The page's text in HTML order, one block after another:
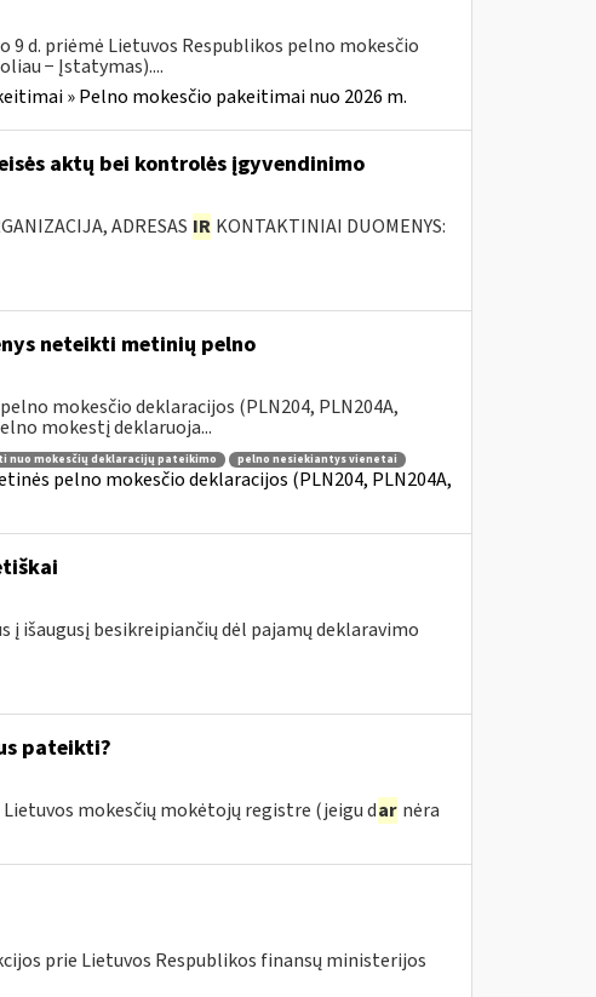
9 d. priėmė Lietuvos Respublikos pelno mokesčio
− Įstatymas)....
» Pelno mokesčio pakeitimai nuo 2026 m.
aktų bei kontrolės įgyvendinimo
ADRESAS IR KONTAKTINIAI DUOMENYS:
neteikti metinių pelno
mokesčio deklaracijos (PLN204, PLN204A,
mokestį deklaruoja...
nuo mokesčių deklaracijų pateikimo pelno nesiekiantys vienetai
pelno mokesčio deklaracijos (PLN204, PLN204A,
į išaugusį besikreipiančių dėl pajamų deklaravimo
pateikti?
mokesčių mokėtojų registre (jeigu dar nėra
prie Lietuvos Respublikos finansų ministerijos